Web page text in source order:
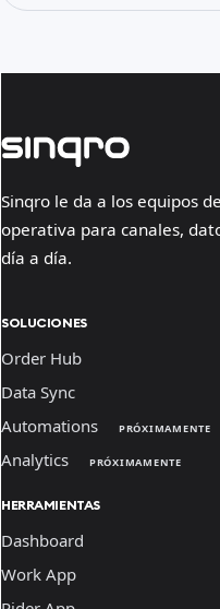
Sinqro le da a los equipos
operativa para canales,
día a día.
SOLUCIONES
Order Hub
Data Sync
Automations
PRÓXIMAMENTE
Analytics PRÓXIMAMENTE
HERRAMIENTAS
Dashboard
Work App